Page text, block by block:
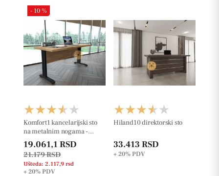
Komfort1 kancelarijski sto
na metalnim nogama -
36mm
- 10 %
19.061,1 RSD
21.179 RSD
Ušteda: 2.117,9 rsd
+ 20%PDV
Hiland10 direktorski sto
33.413 RSD
+ 20%PDV